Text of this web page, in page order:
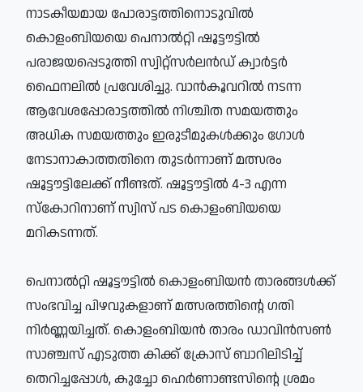
നാടകീയമായ പോരാട്ടത്തിനൊടുവില്‍
കൊളംബിയയെ പെനാല്‍റ്റി ഷൂട്ടൗട്ടില്‍
പരാജയപ്പെടുത്തി സ്വിറ്റ്സര്‍ലന്‍ഡ് ക്വാര്‍ട്ടര്‍
ഫൈനലില്‍ പ്രവേശിച്ചു. വാന്‍കൂവറില്‍ നടന്ന
ആവേശപ്പോരാട്ടത്തില്‍ നിശ്ചിത സമയത്തും
അധിക സമയത്തും ഇരുടീമുകള്‍ക്കും ഗോള്‍
നേടാനാകാത്തതിനെ തുടര്‍ന്നാണ് മത്സരം
ഷൂട്ടൗട്ടിലേക്ക് നീണ്ടത്. ഷൂട്ടൗട്ടില്‍ 4-3 എന്ന
സ്‌കോറിനാണ് സ്വിസ് പട കൊളംബിയയെ
മറികടന്നത്.
പെനാല്‍റ്റി ഷൂട്ടൗട്ടില്‍ കൊളംബിയന്‍ താരങ്ങള്‍ക്ക്
സംഭവിച്ച പിഴവുകളാണ് മത്സരത്തിന്റെ ഗതി
നിര്‍ണ്ണയിച്ചത്. കൊളംബിയന്‍ താരം ഡാവിന്‍സണ്‍
സാഞ്ചസ് എടുത്ത കിക്ക് ക്രോസ് ബാറിലിടിച്ച്
തെറിച്ചപ്പോള്‍, കുച്ചോ ഹെര്‍ണാണ്ടസിന്റെ ശ്രമം